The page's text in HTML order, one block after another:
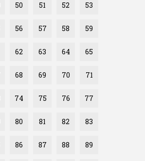
50 51 52 53
56 57 58 59
62 63 64 65
68 69 70 71
74 75 76 77
80 81 82 83
86 87 88 89